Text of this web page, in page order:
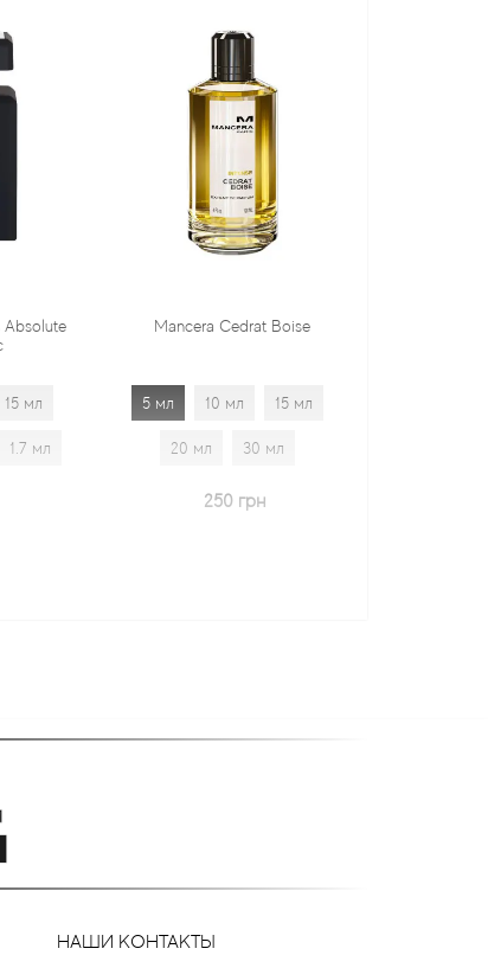
Mancera Cedrat Boise
5 мл 15 мл
20 мл
Tiziana Terenzi Orza
5 мл
20 мл
НАШИ КОНТАКТЫ